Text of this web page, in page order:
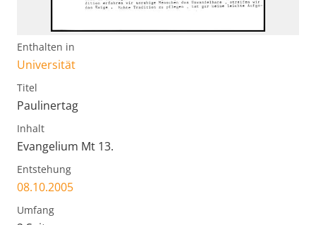
Enthalten in
Universität
Titel
Paulinertag
Inhalt
Evangelium Mt 13.
Entstehung
08.10.2005
Umfang